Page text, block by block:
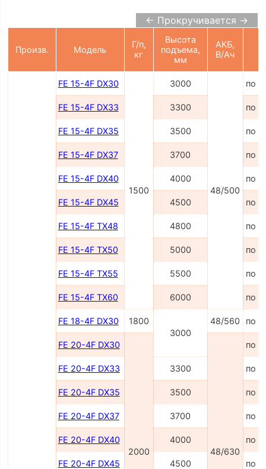
← Прокручивается →
Произв. Модель
Г/п,
кг
Высота
подъема,
мм
АКБ,
В/Ач
FE 15-4F DX30
1500
3000
48/500
по
FE 15-4F DX33 3300 по
FE 15-4F DX35 3500 по
FE 15-4F DX37 3700 по
FE 15-4F DX40 4000 по
FE 15-4F DX45 4500 по
FE 15-4F TX48 4800 по
FE 15-4F TX50 5000 по
FE 15-4F TX55 5500 по
FE 15-4F TX60 6000 по
FE 18-4F DX30
1800
3000
48/560 по
FE 20-4F DX30
2000 48/630
по
FE 20-4F DX33 3300 по
FE 20-4F DX35 3500 по
FE 20-4F DX37 3700 по
FE 20-4F DX40 4000 по
FE 20-4F DX45 4500 по